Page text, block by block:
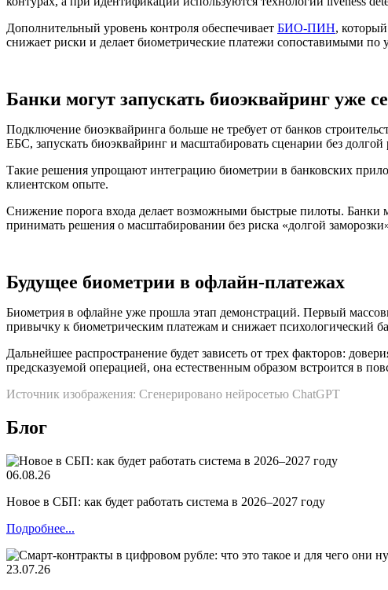
Дополнительный уровень контроля обеспечивает БИО-ПИН,
снижает риски и делает биометрические платежи сопоставимыми
Банки могут запускать биоэквайринг уже
Подключение биоэквайринга больше не требует от банков
ЕБС, запускать биоэквайринг и масштабировать сценарии без
Такие решения упрощают интеграцию биометрии в банковских
клиентском опыте.
Снижение порога входа делает возможными быстрые пилоты. Банки
принимать решения о масштабировании без риска «долгой
Будущее биометрии в офлайн-платежах
Биометрия в офлайне уже прошла этап демонстраций. Первый
привычку к биометрическим платежам и снижает психологический
Дальнейшее распространение будет зависеть от трех факторов:
предсказуемой операцией, она естественным образом встроится в
Источник изображения: Сгенерировано нейросетью ChatGPT
Блог
06.08.26
Новое в СБП: как будет работать система в 2026–2027 году
Подробнее...
23.07.26